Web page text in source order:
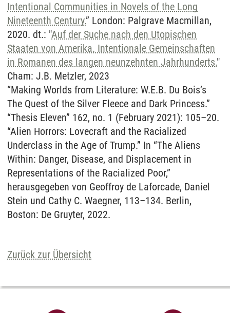
Intentional Communities in Novels of the Long
Nineteenth Century.” London: Palgrave Macmillan,
2020. dt.: "Auf der Suche nach den Utopischen
Staaten von Amerika. Intentionale Gemeinschaften
in Romanen des langen neunzehnten Jahrhunderts."
Cham: J.B. Metzler, 2023
“Making Worlds from Literature: W.E.B. Du Bois’s
The Quest of the Silver Fleece and Dark Princess.”
“Thesis Eleven” 162, no. 1 (February 2021): 105–20.
“Alien Horrors: Lovecraft and the Racialized
Underclass in the Age of Trump.” In “The Aliens
Within: Danger, Disease, and Displacement in
Representations of the Racialized Poor,”
herausgegeben von Geoffroy de Laforcade, Daniel
Stein und Cathy C. Waegner, 113–134. Berlin,
Boston: De Gruyter, 2022.
Zurück zur Übersicht